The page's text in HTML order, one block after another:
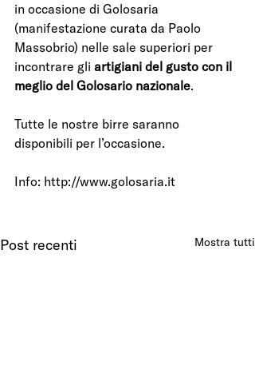
in occasione di Golosaria
(manifestazione curata da Paolo
Massobrio) nelle sale superiori per
incontrare gli artigiani del gusto con il
meglio del Golosario nazionale.
Tutte le nostre birre saranno
disponibili per l’occasione.
Info: http://www.golosaria.it
Post recenti Mostra tutti